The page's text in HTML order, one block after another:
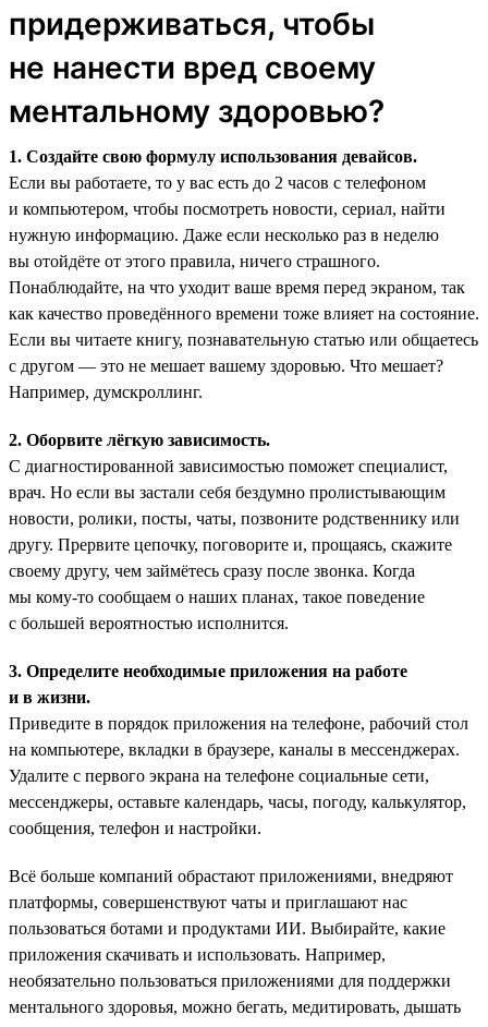
придерживаться, чтобы
не нанести вред своему
ментальному здоровью?
1. Создайте свою формулу использования девайсов.
Если вы работаете, то у вас есть до 2 часов с телефоном
и компьютером, чтобы посмотреть новости, сериал, найти
нужную информацию. Даже если несколько раз в неделю
вы отойдёте от этого правила, ничего страшного.
Понаблюдайте, на что уходит ваше время перед экраном, так
как качество проведённого времени тоже влияет на состояние.
Если вы читаете книгу, познавательную статью или общаетесь
с другом — это не мешает вашему здоровью. Что мешает?
Например, думскроллинг.
2. Оборвите лёгкую зависимость.
С диагностированной зависимостью поможет специалист,
врач. Но если вы застали себя бездумно пролистывающим
новости, ролики, посты, чаты, позвоните родственнику или
другу. Прервите цепочку, поговорите и, прощаясь, скажите
своему другу, чем займётесь сразу после звонка. Когда
мы кому-то сообщаем о наших планах, такое поведение
с большей вероятностью исполнится.
3. Определите необходимые приложения на работе
и в жизни.
Приведите в порядок приложения на телефоне, рабочий стол
на компьютере, вкладки в браузере, каналы в мессенджерах.
Удалите с первого экрана на телефоне социальные сети,
мессенджеры, оставьте календарь, часы, погоду, калькулятор,
сообщения, телефон и настройки.
Всё больше компаний обрастают приложениями, внедряют
платформы, совершенствуют чаты и приглашают нас
пользоваться ботами и продуктами ИИ. Выбирайте, какие
приложения скачивать и использовать. Например,
необязательно пользоваться приложениями для поддержки
ментального здоровья, можно бегать, медитировать, дышать